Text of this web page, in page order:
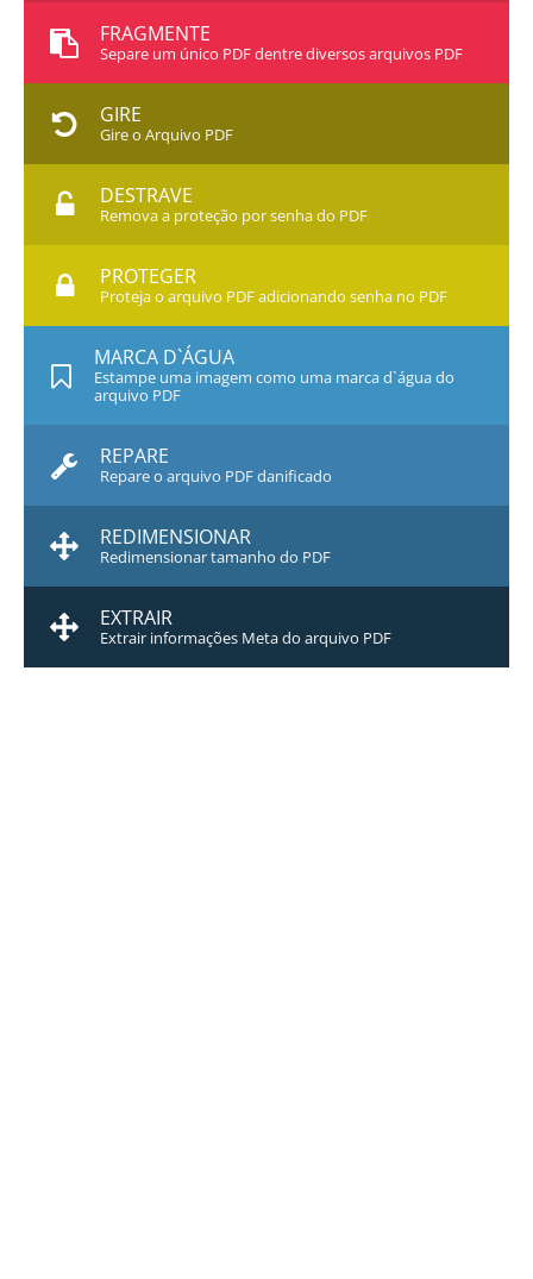
FRAGMENTE
Separe um único PDF dentre diversos arquivos PDF
GIRE
Gire o Arquivo PDF
DESTRAVE
Remova a proteção por senha do PDF
PROTEGER
Proteja o arquivo PDF adicionando senha no PDF
MARCA D`ÁGUA
Estampe uma imagem como uma marca d`água do
arquivo PDF
REPARE
Repare o arquivo PDF danificado
REDIMENSIONAR
Redimensionar tamanho do PDF
EXTRAIR
Extrair informações Meta do arquivo PDF